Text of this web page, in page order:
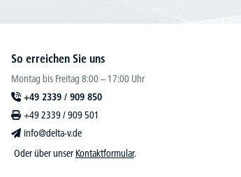
So erreichen Sie uns
Montag bis Freitag 8:00 – 17:00 Uhr
+49 2339 / 909 850
+49 2339 / 909 501
info@delta-v.de
Oder über unser Kontaktformular.